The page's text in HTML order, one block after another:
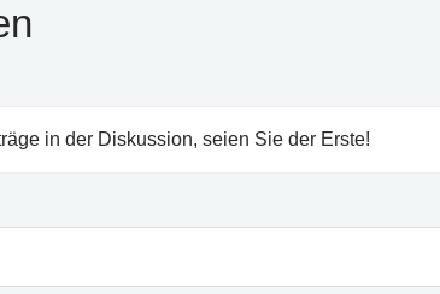
in der Diskussion, seien Sie der Erste!